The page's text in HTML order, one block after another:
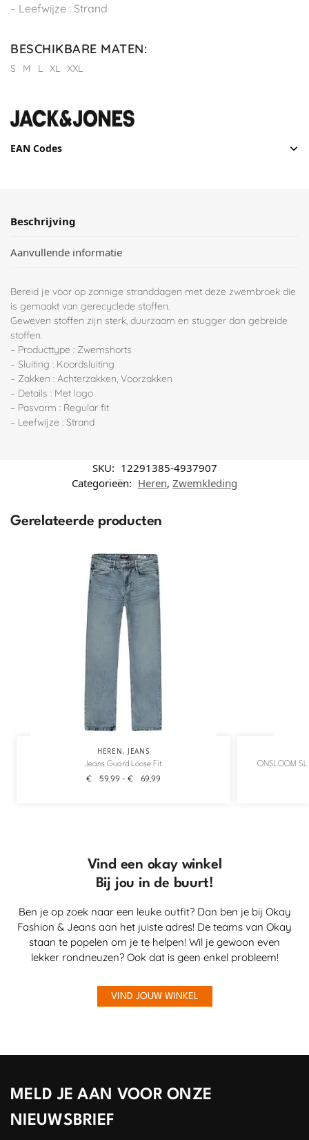
– Leefwijze : Strand
BESCHIKBARE MATEN:
S M L XL XXL
EAN Codes
Beschrijving
Aanvullende informatie
Bereid je voor op zonnige stranddagen met deze zwembroek die
is gemaakt van gerecyclede stoffen.
Geweven stoffen zijn sterk, duurzaam en stugger dan gebreide
stoffen.
– Producttype : Zwemshorts
– Sluiting : Koordsluiting
– Zakken : Achterzakken, Voorzakken
– Details : Met logo
– Pasvorm : Regular fit
– Leefwijze : Strand
SKU: 12291385-4937907
Categorieën: Heren, Zwemkleding
Gerelateerde producten
HEREN, JEANS
Jeans Guard Loose Fit
€ 59,99 - € 69,99
ONSLOOM
Vind een okay winkel
Bij jou in de buurt!
Ben je op zoek naar een leuke outfit? Dan ben je bij Okay
Fashion & Jeans aan het juiste adres! De teams van Okay
staan te popelen om je te helpen! Wil je gewoon even
lekker rondneuzen? Ook dat is geen enkel probleem!
VIND JOUW WINKEL
MELD JE AAN VOOR ONZE
NIEUWSBRIEF